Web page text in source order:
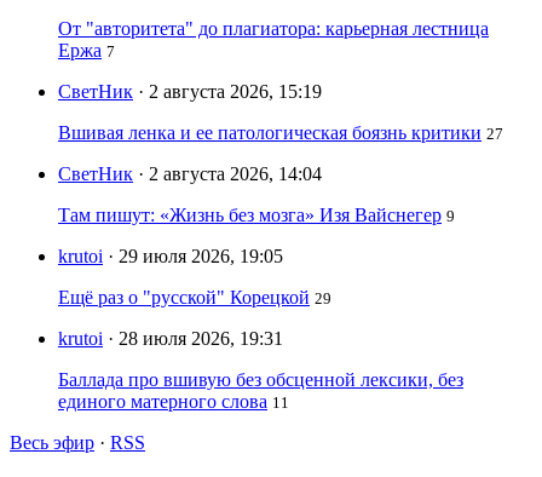
От "авторитета" до плагиатора: карьерная лестница
Ержа 7
СветНик · 2 августа 2026, 15:19
Вшивая ленка и ее патологическая боязнь критики 27
СветНик · 2 августа 2026, 14:04
Там пишут: «Жизнь без мозга» Изя Вайснегер 9
krutoi · 29 июля 2026, 19:05
Ещё раз о "русской" Корецкой 29
krutoi · 28 июля 2026, 19:31
Баллада про вшивую без обсценной лексики, без
единого матерного слова 11
Весь эфир · RSS